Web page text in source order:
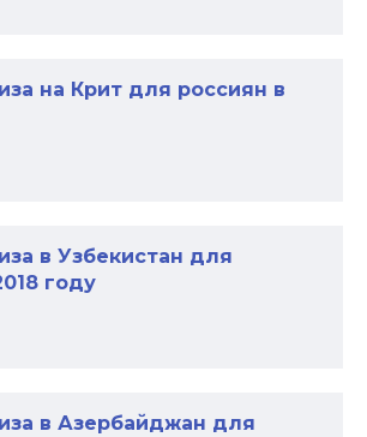
на Крит для россиян в
в Узбекистан для
году
в Азербайджан для